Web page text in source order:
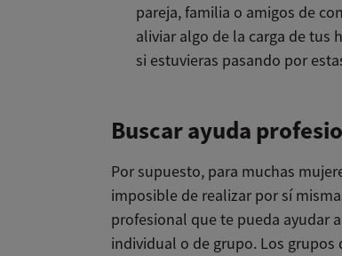
pareja, familia o amigos de
aliviar algo de la carga de tus
si estuvieras pasando por
Buscar ayuda
Por supuesto, para muchas
imposible de realizar por sí
profesional que te pueda ayudar
individual o de grupo. Los